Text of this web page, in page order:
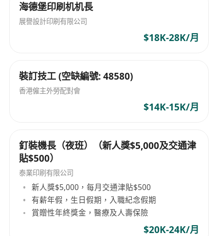
海德堡印刷机机長
展譽設計印刷有限公司
$18K-28K/月
裝訂技工 (空缺編號: 48580)
香港僱主外勞配對會
$14K-15K/月
釘裝機長（夜班）（新人獎$5,000及交通津
貼$500）
泰業印刷有限公司
新人獎$5,000，每月交通津貼$500
有薪年假，生日假期，入職紀念假期
賞贈性年終獎金，醫療及人壽保險
$20K-24K/月